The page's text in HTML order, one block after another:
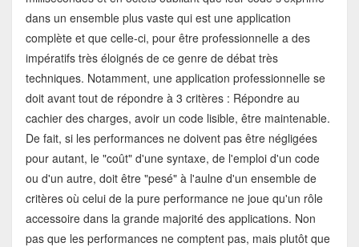
dans un ensemble plus vaste qui est une application
complète et que celle-ci, pour être professionnelle a des
impératifs très éloignés de ce genre de débat très
techniques. Notamment, une application professionnelle se
doit avant tout de répondre à 3 critères : Répondre au
cachier des charges, avoir un code lisible, être maintenable.
De fait, si les performances ne doivent pas être négligées
pour autant, le "coût" d'une syntaxe, de l'emploi d'un code
ou d'un autre, doit être "pesé" à l'aulne d'un ensemble de
critères où celui de la pure performance ne joue qu'un rôle
accessoire dans la grande majorité des applications. Non
pas que les performances ne comptent pas, mais plutôt que